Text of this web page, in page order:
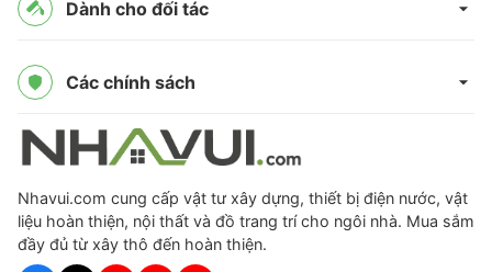
Dành cho đối tác
Các chính sách
Nhavui.com cung cấp vật tư xây dựng, thiết bị điện nước, vật
liệu hoàn thiện, nội thất và đồ trang trí cho ngôi nhà. Mua sắm
đầy đủ từ xây thô đến hoàn thiện.